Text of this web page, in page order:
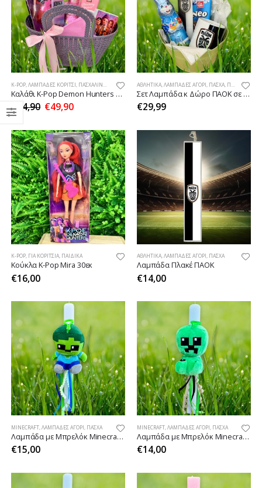
K-POP,ΛΑΜΠΆΔΕΣ ΚΟΡΊΤΣΙ, ΠΑΣΧΑΛΙΝΈΣ ΠΡΟΤΆΣΕΙΣ ΔΏΡΩΝ
Καλάθι K-Pop Demon Hunters Mira με λαμπάδα κ δώρο
€ 54,90 €49,90
ΑΘΛΗΤΙΚΆ,ΛΑΜΠΆΔΕΣ ΑΓΌΡΙ, ΠΆΣΧΑ, ΠΑΣΧΑΛΙΝΈΣ ΠΡΟΤΆΣΕΙΣ ΔΏΡΩΝ
Σετ Λαμπάδα κ Δώρο ΠΑΟΚ σε καλαθάκι
€29,99
K-POP, ΓΙΑ ΚΟΡΊΤΣΙΑ, ΠΑΙΔΙΚΆ
Κούκλα K-Pop Mira 30εκ
€16,00
ΑΘΛΗΤΙΚΆ,ΛΑΜΠΆΔΕΣ ΑΓΌΡΙ, ΠΆΣΧΑ
Λαμπάδα Πλακέ ΠΑΟΚ
€14,00
MINECRAFT,ΛΑΜΠΆΔΕΣ ΑΓΌΡΙ, ΠΆΣΧΑ
Λαμπάδα με Μπρελόκ Minecraft (Steve)
€15,00
MINECRAFT,ΛΑΜΠΆΔΕΣ ΑΓΌΡΙ, ΠΆΣΧΑ
Λαμπάδα με Μπρελόκ Minecraft (Creeper)
€14,00